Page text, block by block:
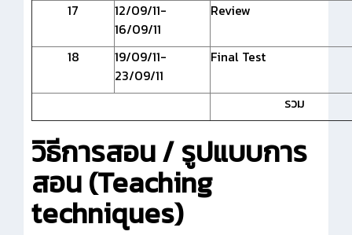
17
12/09/11-
16/09/11
Review
18
19/09/11-
23/09/11
Final Test
รวม
วิธีการสอน/ รูปแบบการ
สอน (Teaching
techniques)